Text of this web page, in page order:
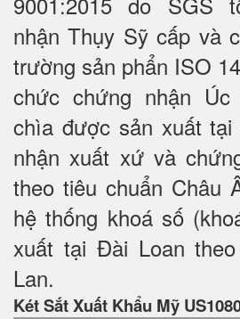
nhận Thụy Sỹ cấp và
trường sản phẩn ISO
chức chứng nhận
chìa được sản xuất
nhận xuất xứ và
theo tiêu chuẩn Châu
hệ thống khoá số
xuất tại Đài Loan
Lan.
Két Sắt Xuất Khẩu Mỹ